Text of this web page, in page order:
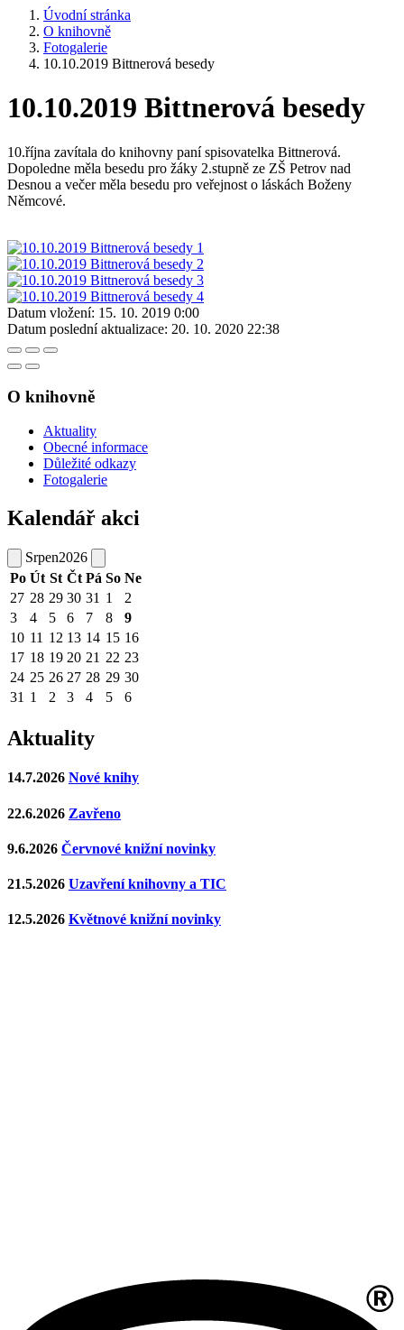
Úvodní stránka
O knihovně
Fotogalerie
10.10.2019 Bittnerová besedy
10.10.2019 Bittnerová besedy
10.října zavítala do knihovny paní spisovatelka Bittnerová.
Dopoledne měla besedu pro žáky 2.stupně ze ZŠ Petrov nad
Desnou a večer měla besedu pro veřejnost o láskách Boženy
Němcové.
Datum vložení: 15. 10. 2019 0:00
Datum poslední aktualizace: 20. 10. 2020 22:38
O knihovně
Aktuality
Obecné informace
Důležité odkazy
Fotogalerie
Kalendář akci
Srpen2026
Po Út St Čt Pá So Ne
27 28 29 30 31 1
2
3
4 5 6 7 8
9
10 11 12 13 14 15 16
17 18 19 20 21 22 23
24 25 26 27 28 29 30
31 1 2 3 4 5 6
Aktuality
14.7.2026 Nové knihy
22.6.2026 Zavřeno
9.6.2026 Červnové knižní novinky
21.5.2026 Uzavření knihovny a TIC
12.5.2026 Květnové knižní novinky